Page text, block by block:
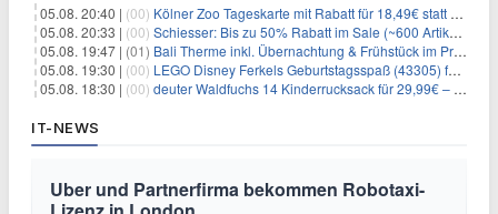
05.08. 20:40 | (00) Kölner Zoo Tageskarte mit Rabatt für 18,49€ statt 29,50€ – einlösbar bis Dezember
05.08. 20:33 | (00) Schiesser: Bis zu 50% Rabatt im Sale (~600 Artikel zur Auswahl)
05.08. 19:47 | (01) Bali Therme inkl. Übernachtung & Frühstück im Premium Hotel (Bad Oeynhausen) ab 89€ p.P.
05.08. 19:30 | (00) LEGO Disney Ferkels Geburtstagsspaß (43305) für 29,10€
05.08. 18:30 | (00) deuter Waldfuchs 14 Kinderrucksack für 29,99€ – Amber-maple
IT-NEWS
Uber und Partnerfirma bekommen Robotaxi-